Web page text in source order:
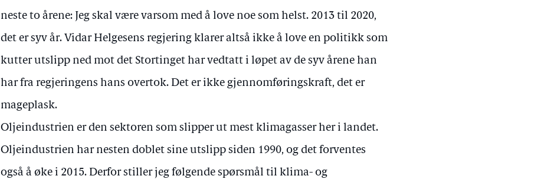
neste to årene: Jeg skal være varsom med å love noe som helst. 2013 til 2020,
det er syv år. Vidar Helgesens regjering klarer altså ikke å love en politikk som
kutter utslipp ned mot det Stortinget har vedtatt i løpet av de syv årene han
har fra regjeringens hans overtok. Det er ikke gjennomføringskraft, det er
mageplask.
Oljeindustrien er den sektoren som slipper ut mest klimagasser her i landet.
Oljeindustrien har nesten doblet sine utslipp siden 1990, og det forventes
også å øke i 2015. Derfor stiller jeg følgende spørsmål til klima- og